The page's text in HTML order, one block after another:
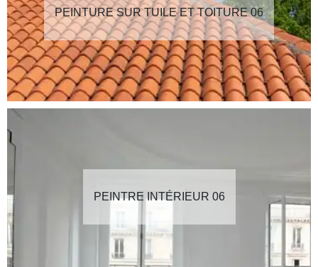
PEINTURE SUR TUILE ET TOITURE 06
PEINTRE INTÉRIEUR 06